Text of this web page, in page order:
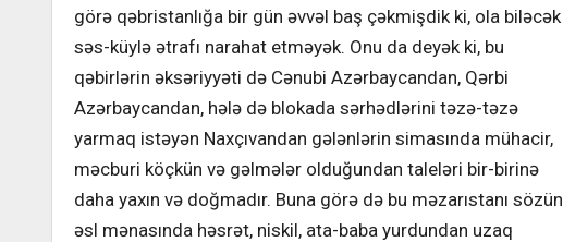
görə qəbristanlığa bir gün əvvəl baş çəkmişdik ki, ola biləcək
səs-küylə ətrafı narahat etməyək. Onu da deyək ki, bu
qəbirlərin əksəriyyəti də Cənubi Azərbaycandan, Qərbi
Azərbaycandan, hələ də blokada sərhədlərini təzə-təzə
yarmaq istəyən Naxçıvandan gələnlərin simasında mühacir,
məcburi köçkün və gəlmələr olduğundan taleləri bir-birinə
daha yaxın və doğmadır. Buna görə də bu məzarıstanı sözün
əsl mənasında həsrət, niskil, ata-baba yurdundan uzaq